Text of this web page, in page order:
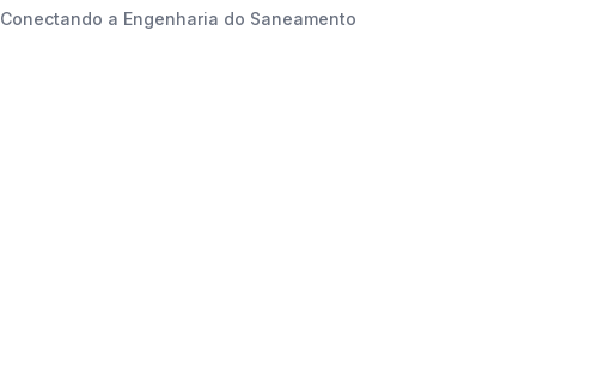
Conectando a Engenharia do Saneamento